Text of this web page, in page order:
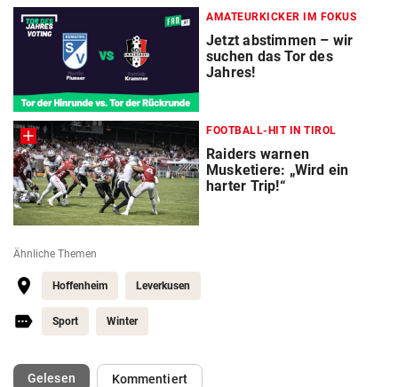
AMATEURKICKER IM FOKUS
Jetzt abstimmen – wir
suchen das Tor des
Jahres!
FOOTBALL-HIT IN TIROL
Raiders warnen
Musketiere: „Wird ein
harter Trip!“
Ähnliche Themen
Hoffenheim Leverkusen
Sport Winter
Gelesen(ausgewählt)Kommentiert